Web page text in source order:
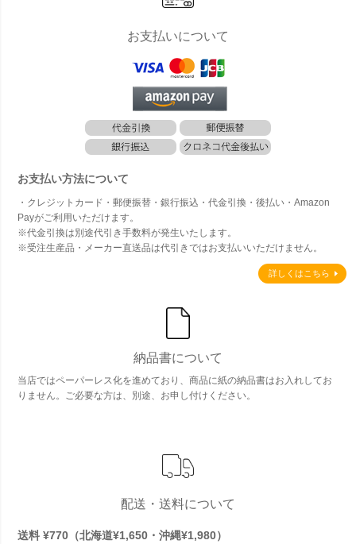
お支払いについて
お支払い方法について
・クレジットカード・郵便振替・銀行振込・代金引換・後払い・Amazon
Payがご利用いただけます。
※代金引換は別途代引き手数料が発生いたします。
※受注生産品・メーカー直送品は代引きではお支払いいただけません。
詳しくはこちら
納品書について
当店ではペーパーレス化を進めており、商品に紙の納品書はお入れしてお
りません。ご必要な方は、別途、お申し付けください。
配送・送料について
送料 ¥770（北海道¥1,650・沖縄¥1,980）